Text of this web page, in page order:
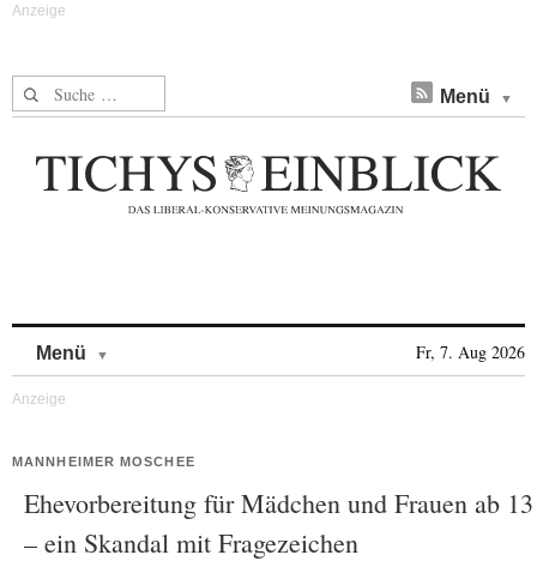
Suche nach: Menü
Menü Fr, 7. Aug 2026
MANNHEIMER MOSCHEE
Ehevorbereitung für Mädchen und Frauen ab 13
– ein Skandal mit Fragezeichen